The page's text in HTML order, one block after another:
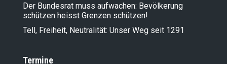
Der Bundesrat muss aufwachen: Bevölkerung
schützen heisst Grenzen schützen!
Tell, Freiheit, Neutralität: Unser Weg seit 1291
Termine